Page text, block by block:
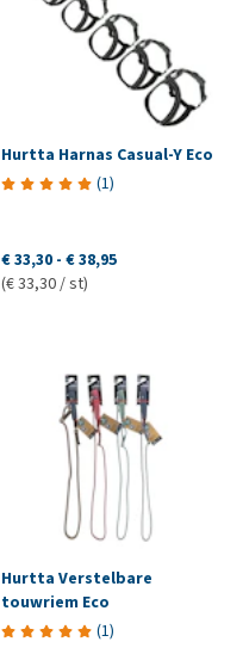
Hurtta Harnas Casual-Y Eco
(1)
€ 33,30 - € 38,95
(€ 33,30 / st)
Hurtta Verstelbare
touwriem Eco
(1)